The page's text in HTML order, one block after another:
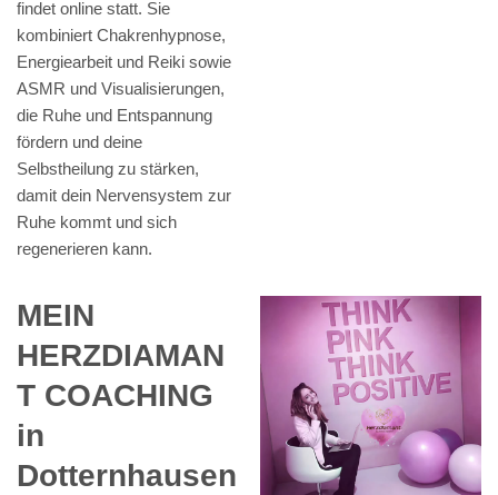
findet online statt. Sie
kombiniert Chakrenhypnose,
Energiearbeit und Reiki sowie
ASMR und Visualisierungen,
die Ruhe und Entspannung
fördern und deine
Selbstheilung zu stärken,
damit dein Nervensystem zur
Ruhe kommt und sich
regenerieren kann.
MEIN
HERZDIAMAN
T COACHING
in
Dotternhausen